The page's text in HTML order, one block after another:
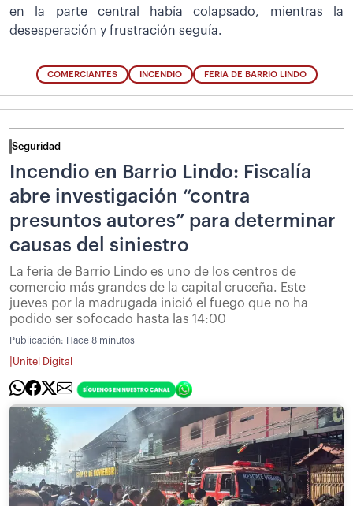
en la parte central había colapsado, mientras la
desesperación y frustración seguía.
COMERCIANTES INCENDIO FERIA DE BARRIO LINDO
Seguridad
Incendio en Barrio Lindo: Fiscalía
abre investigación “contra
presuntos autores” para determinar
causas del siniestro
La feria de Barrio Lindo es uno de los centros de
comercio más grandes de la capital cruceña. Este
jueves por la madrugada inició el fuego que no ha
podido ser sofocado hasta las 14:00
Publicación: Hace 8 minutos
Unitel Digital